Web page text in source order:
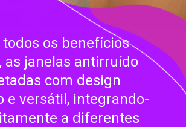
os benefícios
as janelas antirruído
com design
e versátil, integrando-
a diferentes